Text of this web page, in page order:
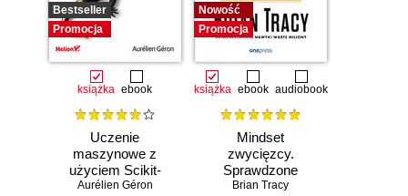
Bestseller
Promocja
książka ebook
Uczenie
maszynowe z
użyciem Scikit-
Learn, Keras i
Aurélien Géron
Nowość
Promocja
książka ebook audiobook
Mindset
zwycięzcy.
Sprawdzone
strategie na drodze
Brian Tracy